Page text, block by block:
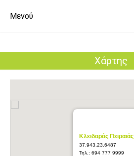
Μενού
Χάρτης
Κλειδαράς Πειραιάς
37.943,23.6487
Τηλ.: 694 777 9999